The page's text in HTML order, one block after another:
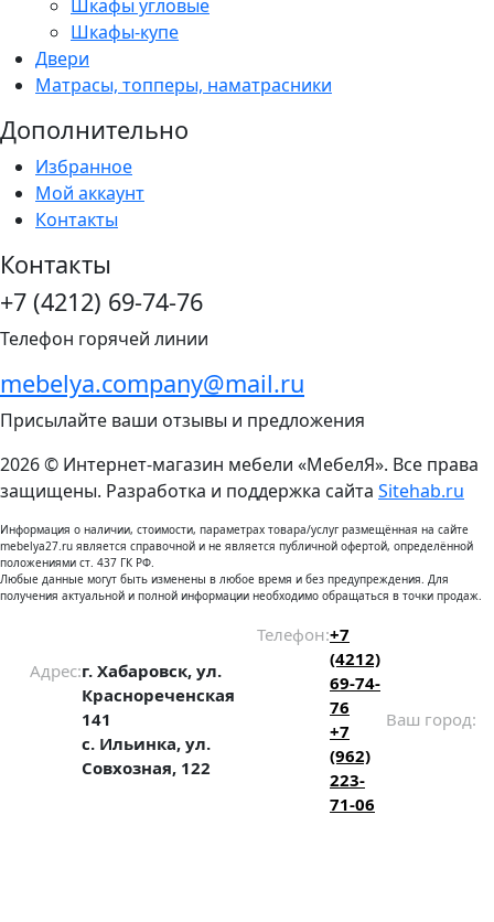
Шкафы угловые
Шкафы-купе
Двери
Матрасы, топперы, наматрасники
Дополнительно
Избранное
Мой аккаунт
Контакты
Контакты
+7 (4212) 69-74-76
Телефон горячей линии
mebelya.company@mail.ru
Присылайте ваши отзывы и предложения
2026 © Интернет-магазин мебели «МебелЯ». Все права
защищены. Разработка и поддержка сайта Sitehab.ru
Информация о наличии, стоимости, параметрах товара/услуг размещённая на сайте
mebelya27.ru является справочной и не является публичной офертой, определённой
положениями ст. 437 ГК РФ.
Любые данные могут быть изменены в любое время и без предупреждения. Для
получения актуальной и полной информации необходимо обращаться в точки продаж.
Адрес:г. Хабаровск, ул.
Краснореченская
141
с. Ильинка, ул.
Совхозная, 122
Телефон:+7
(4212)
69-74-
76
+7
(962)
223-
71-06
Ваш город: